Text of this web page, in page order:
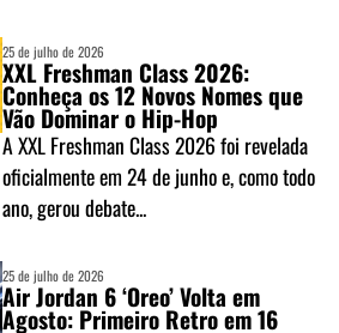
25 de julho de 2026
XXL Freshman Class 2026:
Conheça os 12 Novos Nomes que
Vão Dominar o Hip-Hop
A XXL Freshman Class 2026 foi revelada
oficialmente em 24 de junho e, como todo
ano, gerou debate...
25 de julho de 2026
Air Jordan 6 ‘Oreo’ Volta em
Agosto: Primeiro Retro em 16